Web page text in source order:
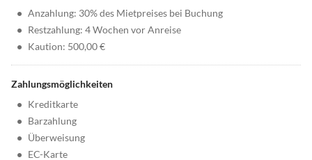
• Anzahlung: 30% des Mietpreises bei Buchung
• Restzahlung: 4 Wochen vor Anreise
• Kaution: 500,00 €
Zahlungsmöglichkeiten
• Kreditkarte
• Barzahlung
• Überweisung
• EC-Karte